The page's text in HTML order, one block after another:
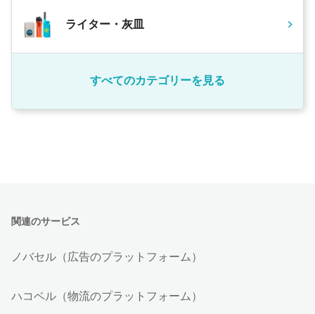
ライター・灰皿
すべてのカテゴリーを見る
関連のサービス
ノバセル（広告のプラットフォーム）
ハコベル（物流のプラットフォーム）